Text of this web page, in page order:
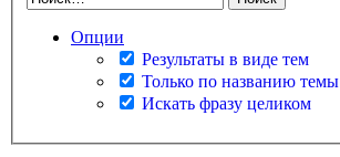
Опции
Результаты в виде тем
Только по названию темы
Искать фразу целиком